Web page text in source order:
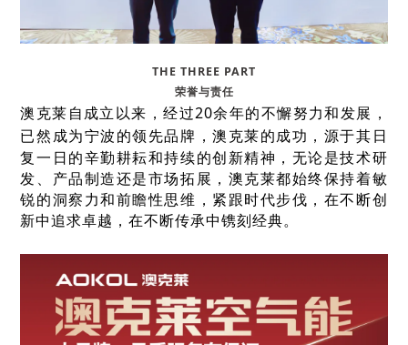
THE THREE PART
荣誉与责任
澳克莱自成立以来，经过20余年的不懈努力和发展，
已然成为宁波的领先品牌，澳克莱的成功，源于其日
复一日的辛勤耕耘和持续的创新精神，无论是技术研
发、产品制造还是市场拓展，澳克莱都始终保持着敏
锐的洞察力和前瞻性思维，紧跟时代步伐， 在不断创
新中追求卓越，在不断传承中镌刻经典。